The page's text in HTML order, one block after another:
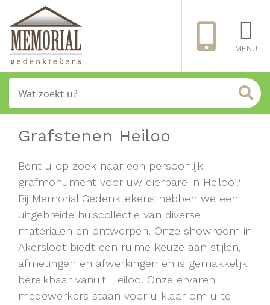
MENU
Grafstenen Heiloo
Bent u op zoek naar een persoonlijk
grafmonument voor uw dierbare in Heiloo?
Bij Memorial Gedenktekens hebben we een
uitgebreide huiscollectie van diverse
materialen en ontwerpen. Onze showroom in
Akersloot biedt een ruime keuze aan stijlen,
afmetingen en afwerkingen en is gemakkelijk
bereikbaar vanuit Heiloo. Onze ervaren
medewerkers staan voor u klaar om u te